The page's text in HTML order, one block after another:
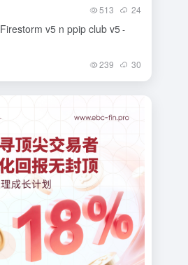
513 24
Firestorm v5 n ppip club v5 -
239 30